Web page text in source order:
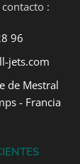
:
96
jets.com
de Mestral
- Francia